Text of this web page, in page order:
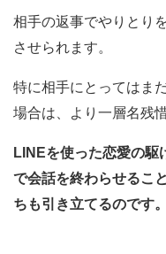
相手の返事でやりとり
させられます。
特に相手にとってはま
場合は、より一層名残
LINEを使った恋愛の駆
で会話を終わらせるこ
ちも引き立てるのです。